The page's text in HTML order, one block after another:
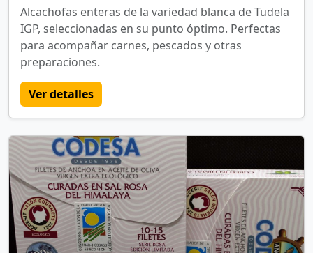
Alcachofas enteras de la variedad blanca de Tudela
IGP, seleccionadas en su punto óptimo. Perfectas
para acompañar carnes, pescados y otras
preparaciones.
Ver detalles